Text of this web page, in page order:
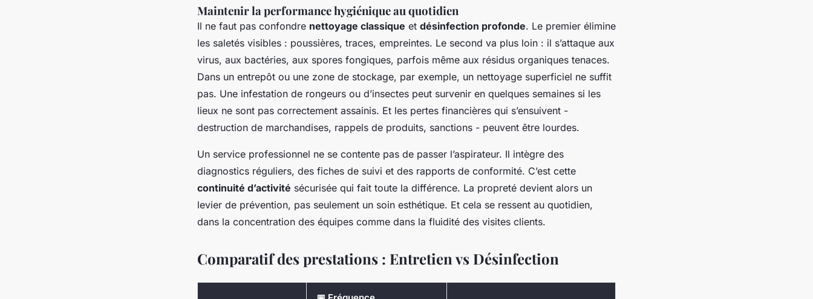
Maintenir la performance hygiénique au quotidien
Il ne faut pas confondre nettoyage classique et désinfection profonde. Le premier élimine
les saletés visibles : poussières, traces, empreintes. Le second va plus loin : il s’attaque aux
virus, aux bactéries, aux spores fongiques, parfois même aux résidus organiques tenaces.
Dans un entrepôt ou une zone de stockage, par exemple, un nettoyage superficiel ne suffit
pas. Une infestation de rongeurs ou d’insectes peut survenir en quelques semaines si les
lieux ne sont pas correctement assainis. Et les pertes financières qui s’ensuivent -
destruction de marchandises, rappels de produits, sanctions - peuvent être lourdes.
Un service professionnel ne se contente pas de passer l’aspirateur. Il intègre des
diagnostics réguliers, des fiches de suivi et des rapports de conformité. C’est cette
continuité d’activité sécurisée qui fait toute la différence. La propreté devient alors un
levier de prévention, pas seulement un soin esthétique. Et cela se ressent au quotidien,
dans la concentration des équipes comme dans la fluidité des visites clients.
Comparatif des prestations : Entretien vs Désinfection